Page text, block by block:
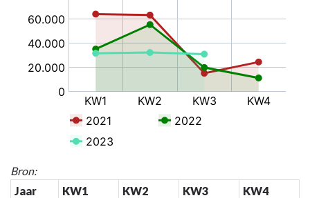
navigatie
financieel
Bron:
Jaar
KW1 KW2 KW3
KW4